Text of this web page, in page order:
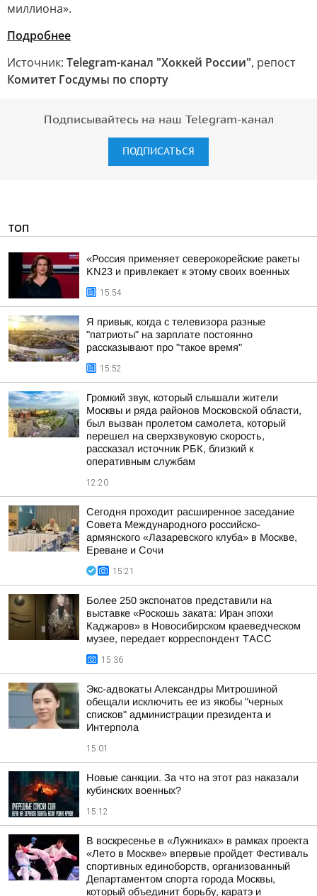
миллиона».
Подробнее
Источник: Telegram-канал "Хоккей России", репост
Комитет Госдумы по спорту
Подписывайтесь на наш Telegram-канал
ПОДПИСАТЬСЯ
ТОП
«Россия применяет северокорейские ракеты
KN23 и привлекает к этому своих военных
15:54
Я привык, когда с телевизора разные
"патриоты" на зарплате постоянно
рассказывают про "такое время"
15:52
Громкий звук, который слышали жители
Москвы и ряда районов Московской области,
был вызван пролетом самолета, который
перешел на сверхзвуковую скорость,
рассказал источник РБК, близкий к
оперативным службам
12:20
Сегодня проходит расширенное заседание
Совета Международного российско-
армянского «Лазаревского клуба» в Москве,
Ереване и Сочи
15:21
Более 250 экспонатов представили на
выставке «Роскошь заката: Иран эпохи
Каджаров» в Новосибирском краеведческом
музее, передает корреспондент ТАСС
15:36
Экс-адвокаты Александры Митрошиной
обещали исключить ее из якобы "черных
списков" администрации президента и
Интерпола
15:01
Новые санкции. За что на этот раз наказали
кубинских военных?
15:12
В воскресенье в «Лужниках» в рамках проекта
«Лето в Москве» впервые пройдет Фестиваль
спортивных единоборств, организованный
Департаментом спорта города Москвы,
который объединит борьбу, каратэ и